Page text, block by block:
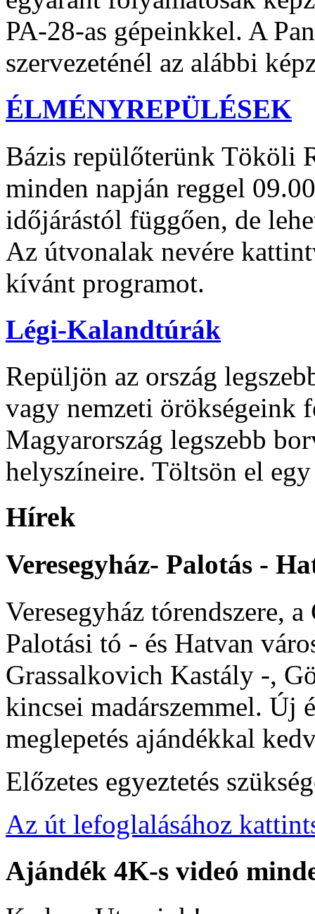
PA-28-as gépeinkkel. A
szervezeténél az alábbi
ÉLMÉNYREPÜLÉSEK
Bázis repülőterünk Tököli
minden napján reggel
időjárástól függően, de
Az útvonalak nevére
kívánt programot.
Légi-Kalandtúrák
Repüljön az ország
vagy nemzeti örökségeink
Magyarország legszebb
helyszíneire. Töltsön el
Hírek
Veresegyház- Palotás -
Veresegyház tórendszere,
Palotási tó - és Hatvan
Grassalkovich Kastály -,
kincsei madárszemmel. Új
meglepetés ajándékkal
Előzetes egyeztetés
Az út lefoglalásához
Ajándék 4K-s videó